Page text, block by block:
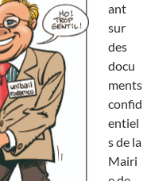
ant
sur
des
docu
ments
confid
entiel
s de la
Mairi